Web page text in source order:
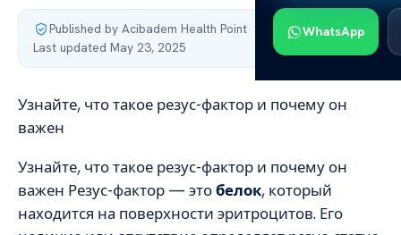
WhatsApp
Published by Acibadem Health Point·
Last updated May 23, 2025
Узнайте, что такое резус-фактор и почему он
важен
Узнайте, что такое резус-фактор и почему он
важен Резус-фактор — этобелок, который
находится на поверхности эритроцитов. Его